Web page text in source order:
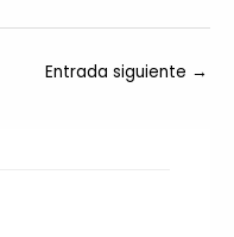
Entrada siguiente →